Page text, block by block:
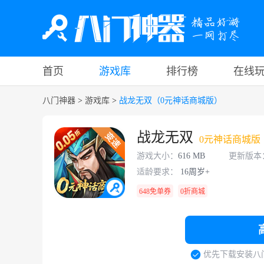
首页 游戏库 排行榜 在线
八门神器 > 游戏库 > 战龙无双（0元神话商城版）
战龙无双 0元神话商城版
游戏大小： 616 MB
更新版本
适龄要求：
16周岁+
648免单券 0折商城
优先下载安装八